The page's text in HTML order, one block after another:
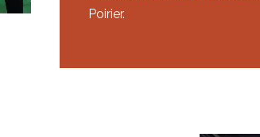
Poirier.